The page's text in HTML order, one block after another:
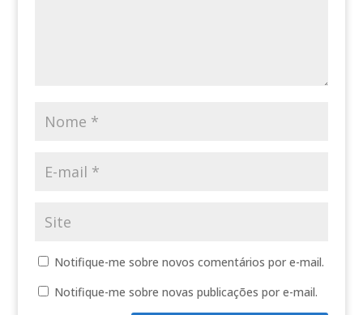
Notifique-me sobre novos comentários por e-mail.
Notifique-me sobre novas publicações por e-mail.